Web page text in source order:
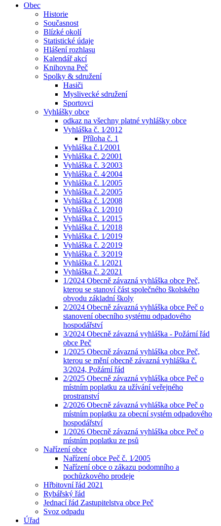
Obec
Historie
Současnost
Blízké okolí
Statistické údaje
Hlášení rozhlasu
Kalendář akcí
Knihovna Peč
Spolky & sdružení
Hasiči
Myslivecké sdružení
Sportovci
Vyhlášky obce
odkaz na všechny platné vyhlášky obce
Vyhláška č. 1⁄2012
Příloha č. 1
Vyhláška č.1⁄2001
Vyhláška č. 2⁄2001
Vyhláška č. 3⁄2003
Vyhláška č. 4⁄2004
Vyhláška č. 1⁄2005
Vyhláška č. 2⁄2005
Vyhláška č. 1⁄2008
Vyhláška č. 1⁄2010
Vyhláška č. 1⁄2015
Vyhláška č. 1⁄2018
Vyhláška č. 1⁄2019
Vyhláška č. 2⁄2019
Vyhláška č. 3⁄2019
Vyhláška č. 1⁄2021
Vyhláška č. 2⁄2021
1/2024 Obecně závazná vyhláška obce Peč,
kterou se stanoví část společného školského
obvodu základní školy
2/2024 Obecně závazná vyhláška obce Peč o
stanovení obecního systému odpadového
hospodářství
3/2024 Obecně závazná vyhláška - Požární řád
obce Peč
1/2025 Obecně závazná vyhláška obce Peč,
kterou se mění obecně závazná vyhláška č.
3/2024, Požární řád
2/2025 Obecně závazná vyhláška obce Peč o
místním poplatku za užívání veřejného
prostranství
2/2026 Obecně závazná vyhláška obce Peč o
místním poplatku za obecní systém odpadového
hospodářství
1/2026 Obecně závazná vyhláška obce Peč o
místním poplatku ze psů
Nařízení obce
Nařízení obce Peč č. 1⁄2005
Nařízení obce o zákazu podomního a
pochůzkového prodeje
Hřbitovní řád 2021
Rybářský řád
Jednací řád Zastupitelstva obce Peč
Svoz odpadu
Úřad